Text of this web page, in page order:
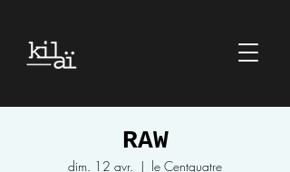
RAW
dim. 12 avr.
  |
le Centquatre